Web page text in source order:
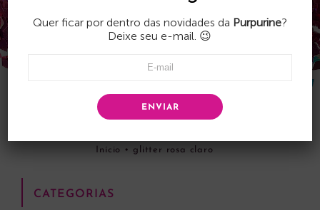
Início • glitter rosa claro
CATEGORIAS
Quer ficar por dentro das novidades da Purpurine?
Deixe seu e-mail. 😉
ENVIAR